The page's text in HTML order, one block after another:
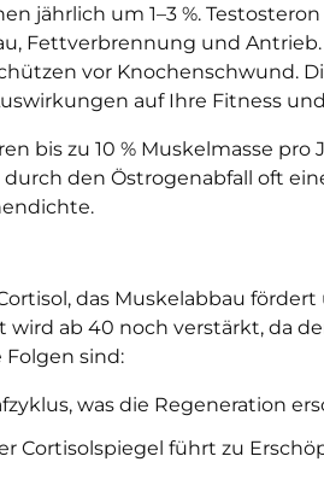
jährlich um 1–3 %.
Fettverbrennung und
vor Knochenschwund.
auf Ihre Fitness
bis zu 10 % Muskelmasse pro
den Östrogenabfall oft
das Muskelabbau
wird ab 40 noch verstärkt, da
sind:
was die Regeneration
Cortisolspiegel führt zu